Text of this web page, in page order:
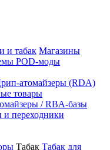
и табак Магазины
POD-моды
атомайзеры (RDA)
товары
/ RBA-базы
и переходники
Табак Табак для